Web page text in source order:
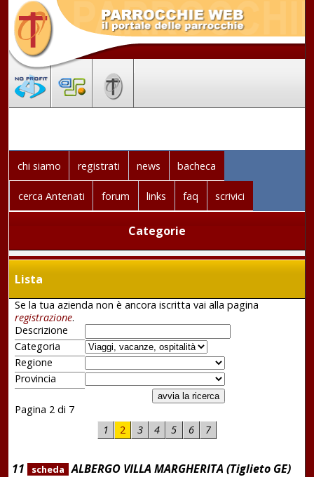
chi siamo registrati news bacheca
cerca Antenati forum links faq scrivici
Categorie
Lista
Se la tua azienda non è ancora iscritta vai alla pagina
registrazione.
Descrizione
Categoria
Regione
Provincia
Pagina 2 di 7
1
2 3 4 5 6 7
11 scheda ALBERGO VILLA MARGHERITA (Tiglieto GE)